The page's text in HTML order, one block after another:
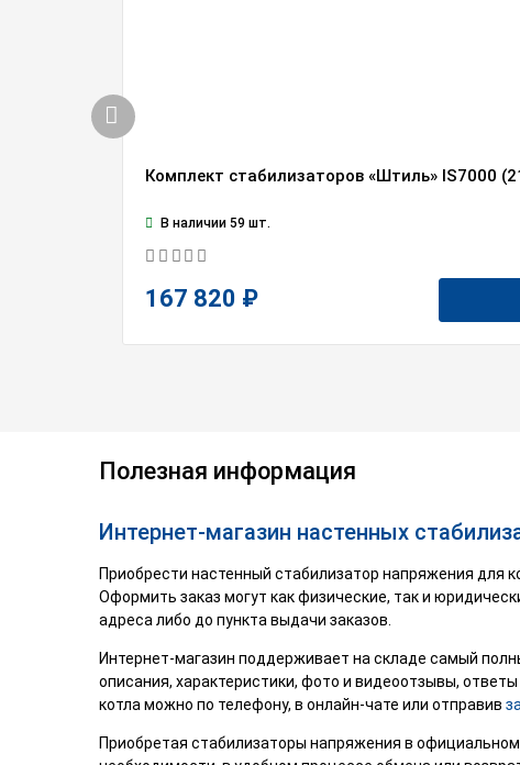
Комплект стабилизаторов «Штиль» IS7000
В наличии 59 шт.
167 820 ₽
Полезная информация
Интернет-магазин настенных
Приобрести настенный стабилизатор напряжения для
Оформить заказ могут как физические, так и
адреса либо до пункта выдачи заказов.
Интернет-магазин поддерживает на складе самый
описания, характеристики, фото и видеоотзывы,
котла можно по телефону, в онлайн-чате или отправив
Приобретая стабилизаторы напряжения в